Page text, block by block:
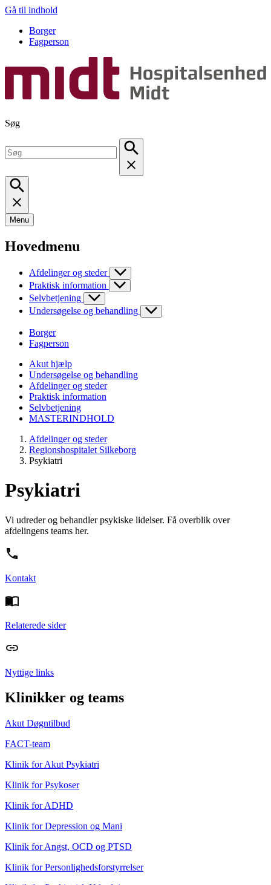
Gå til indhold
Borger
Fagperson
Søg
Menu
Hovedmenu
Afdelinger og steder
Praktisk information
Selvbetjening
Undersøgelse og behandling
Borger
Fagperson
Akut hjælp
Undersøgelse og behandling
Afdelinger og steder
Praktisk information
Selvbetjening
MASTERINDHOLD
Afdelinger og steder
Regionshospitalet Silkeborg
Psykiatri
Psykiatri
Vi udreder og behandler psykiske lidelser. Få overblik over
afdelingens teams her.
Kontakt
Relaterede sider
Nyttige links
Klinikker og teams
Akut Døgntilbud
FACT-team
Klinik for Akut Psykiatri
Klinik for Psykoser
Klinik for ADHD
Klinik for Depression og Mani
Klinik for Angst, OCD og PTSD
Klinik for Personlighedsforstyrrelser